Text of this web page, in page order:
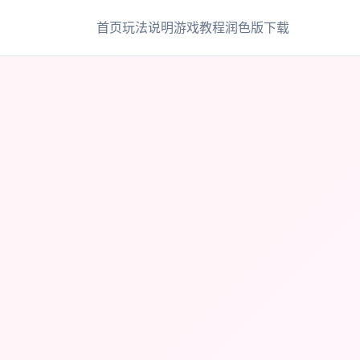
首页玩法说明游戏教程润色版下载